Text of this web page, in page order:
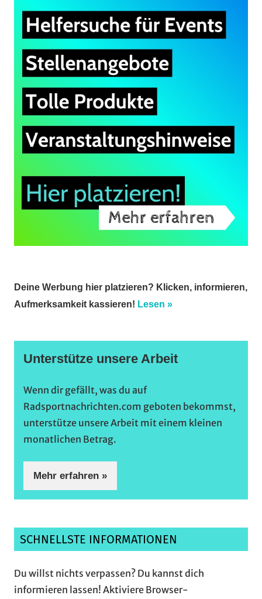
Deine Werbung hier platzieren? Klicken, informieren,
Aufmerksamkeit kassieren! Lesen »
Unterstütze unsere Arbeit
Wenn dir gefällt, was du auf
Radsportnachrichten.com geboten bekommst,
unterstütze unsere Arbeit mit einem kleinen
monatlichen Betrag.
Mehr erfahren »
SCHNELLSTE INFORMATIONEN
Du willst nichts verpassen? Du kannst dich
informieren lassen! Aktiviere Browser-